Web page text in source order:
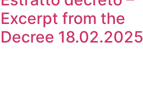
Excerpt from the
Decree 18.02.2025